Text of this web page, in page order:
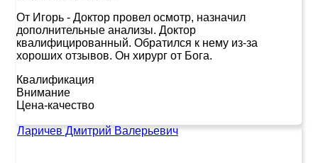
От Игорь - Доктор провел осмотр, назначил
дополнительные анализы. Доктор
квалифицированный. Обратился к нему из-за
хороших отзывов. Он хирург от Бога.
Квалификация
Внимание
Цена-качество
Ларичев Дмитрий Валерьевич